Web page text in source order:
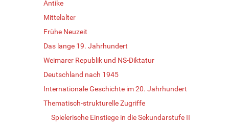
Antike
Mittelalter
Frühe Neuzeit
Das lange 19. Jahrhundert
Weimarer Republik und NS-Diktatur
Deutschland nach 1945
Internationale Geschichte im 20. Jahrhundert
Thematisch-strukturelle Zugriffe
Spielerische Einstiege in die Sekundarstufe II